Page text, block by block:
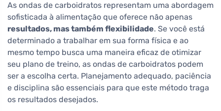
As ondas de carboidratos representam uma abordagem
sofisticada à alimentação que oferece não apenas
resultados, mas também flexibilidade. Se você está
determinado a trabalhar em sua forma física e ao
mesmo tempo busca uma maneira eficaz de otimizar
seu plano de treino, as ondas de carboidratos podem
ser a escolha certa. Planejamento adequado, paciência
e disciplina são essenciais para que este método traga
os resultados desejados.